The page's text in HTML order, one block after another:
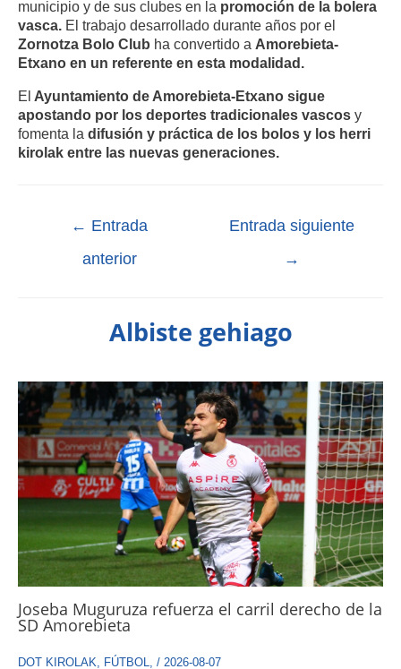
municipio y de sus clubes en la promoción de la bolera
vasca. El trabajo desarrollado durante años por el
Zornotza Bolo Club ha convertido a Amorebieta-
Etxano en un referente en esta modalidad.
El Ayuntamiento de Amorebieta-Etxano sigue
apostando por los deportes tradicionales vascos y
fomenta la difusión y práctica de los bolos y los herri
kirolak entre las nuevas generaciones.
← Entrada
anterior
Entrada siguiente
→
Albiste gehiago
Joseba Muguruza refuerza el carril derecho de la
SD Amorebieta
DOT KIROLAK, FÚTBOL, / 2026-08-07